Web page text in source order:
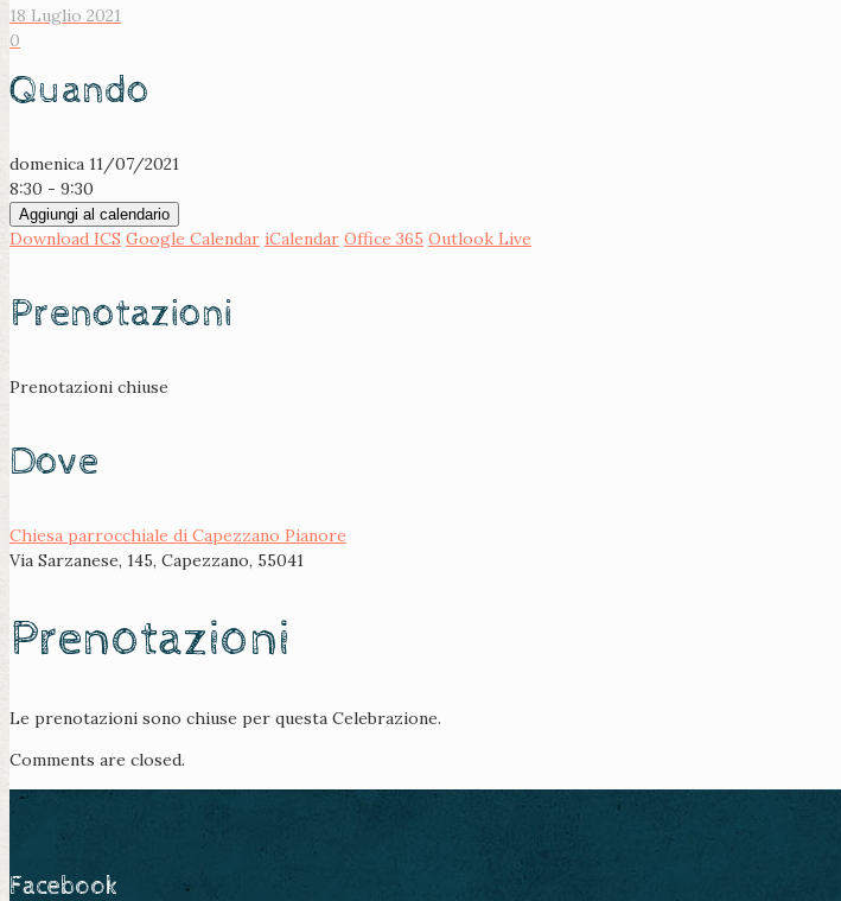
18 Luglio 2021
0
Quando
domenica 11/07/2021
8:30 - 9:30
Aggiungi al calendario
Download ICS Google Calendar iCalendar Office 365 Outlook Live
Prenotazioni
Prenotazioni chiuse
Dove
Chiesa parrocchiale di Capezzano Pianore
Via Sarzanese, 145, Capezzano, 55041
Prenotazioni
Le prenotazioni sono chiuse per questa Celebrazione.
Comments are closed.
Facebook